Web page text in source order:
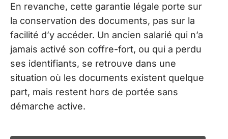
En revanche, cette garantie légale porte sur
la conservation des documents, pas sur la
facilité d’y accéder. Un ancien salarié qui n’a
jamais activé son coffre-fort, ou qui a perdu
ses identifiants, se retrouve dans une
situation où les documents existent quelque
part, mais restent hors de portée sans
démarche active.